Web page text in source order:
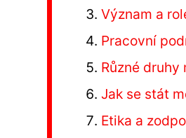
Význam a
Pracovní
Různé
Jak se stát
Etika a